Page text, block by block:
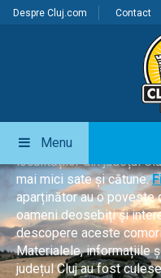
Despre Cluj.com Contact
Menu
Clujul
Clujul văzut altfel: 422
este un proiect
colaborare cu Asociația
proiectului este
localităților din județul
mai mici sate și cătune.
aparținător au o poveste
oameni deosebiți și
descopere aceste
Materialele, informațiile
județul Cluj au fost